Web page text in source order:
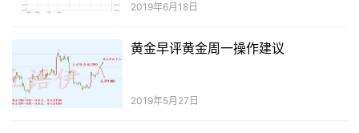
2019年6月18日
黄金早评黄金周一操作建议
2019年5月27日